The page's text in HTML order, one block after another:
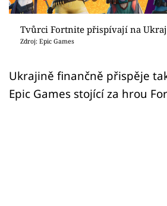
Přihlášení
Sledujte nás
Tvůrci Fortnite přispívají na
Zdroj: Epic Games
Ukrajině finančně přispěje
Epic Games stojící za hrou